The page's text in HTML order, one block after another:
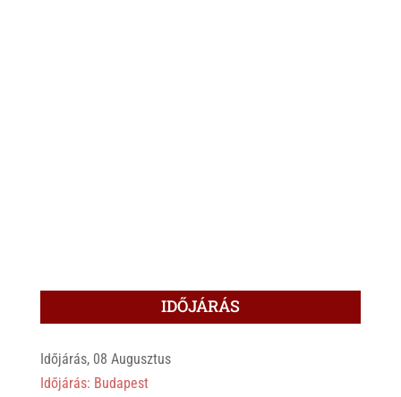
IDŐJÁRÁS
Időjárás, 08 Augusztus
Időjárás: Budapest